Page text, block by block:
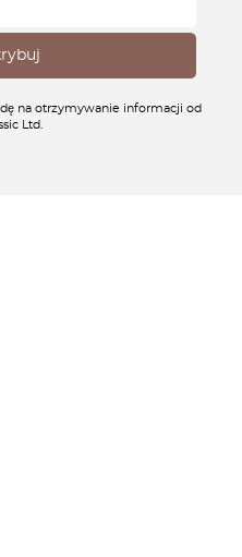
na otrzymywanie informacji od
Ltd.